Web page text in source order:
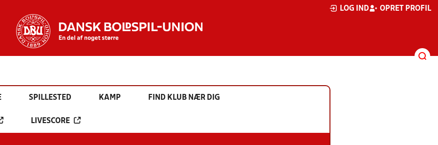
LOG IND OPRET PROFIL
SPILLESTED KAMP FIND KLUB NÆR DIG
LIVESCORE